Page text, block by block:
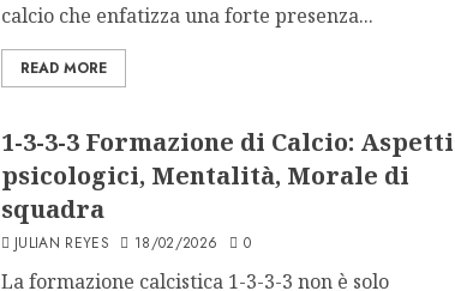
calcio che enfatizza una forte presenza...
READ MORE
1-3-3-3 Formazione di Calcio: Aspetti
psicologici, Mentalità, Morale di
squadra
JULIAN REYES 18/02/2026 0
La formazione calcistica 1-3-3-3 non è solo